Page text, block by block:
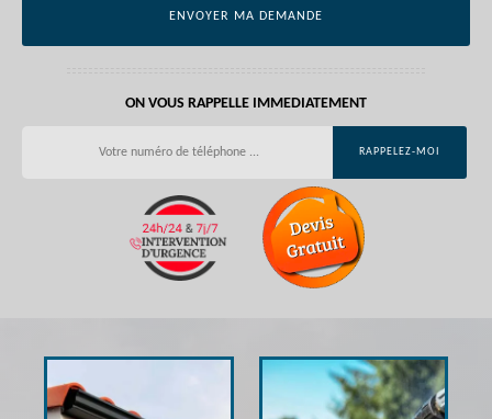
ON VOUS RAPPELLE IMMEDIATEMENT